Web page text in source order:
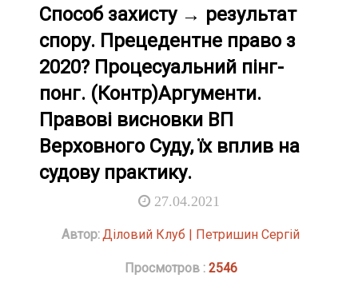
Способ захисту → результат
спору. Прецедентне право з
2020? Процесуальний пінг-
понг. (Контр)Аргументи.
Правові висновки ВП
Верховного Суду, їх вплив на
судову практику.
27.04.2021
Автор:Діловий Клуб | Петришин Сергій
Просмотров : 2546